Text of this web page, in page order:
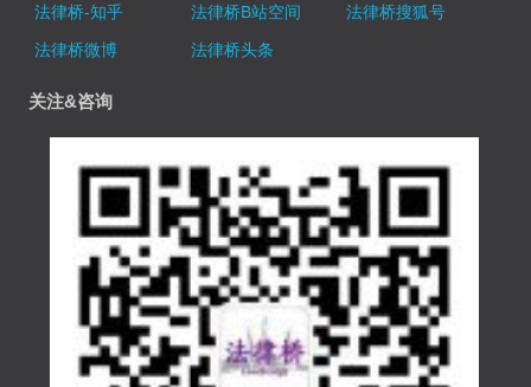
法律桥-知乎
法律桥B站空间
法律桥搜狐号
法律桥微博
法律桥头条
关注&咨询